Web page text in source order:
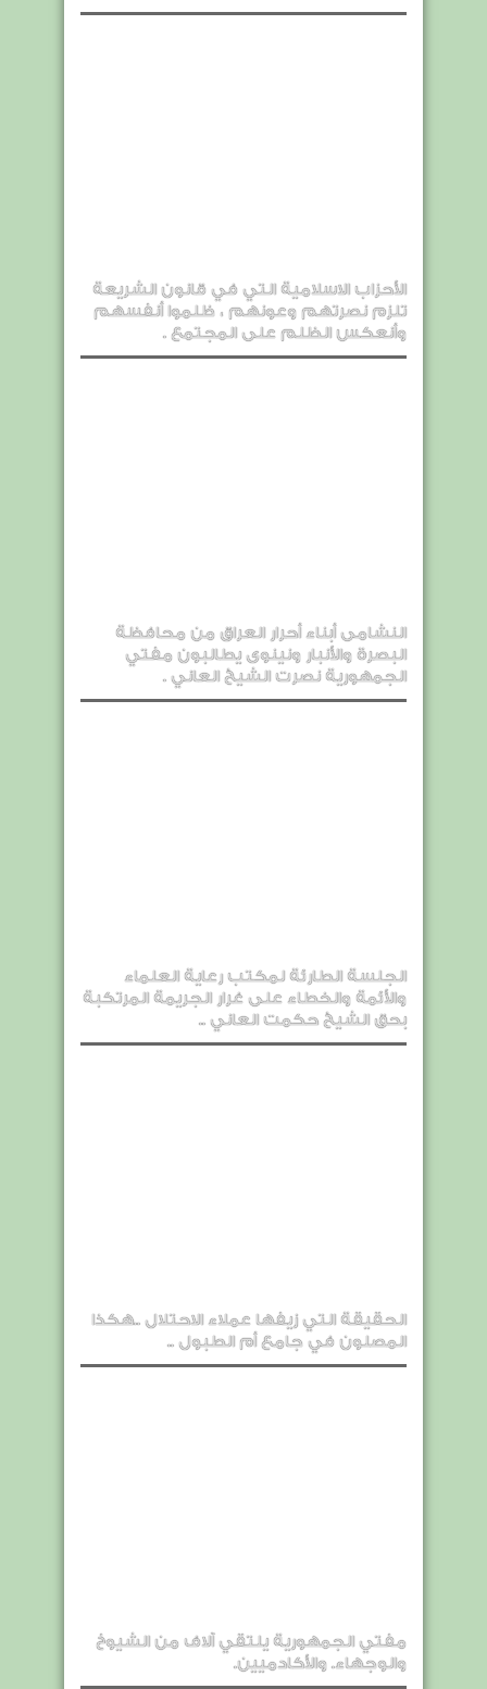
الأحزاب الاسلامية التي في قانون الشريعة
تلزم نصرتهم وعونهم ، ظلموا أنفسهم
وأنعكس الظلم على المجتمع .
النشامى أبناء أحرار العراق من محافظة
البصرة والأنبار ونينوى يطالبون مفتي
الجمهورية نصرت الشيخ العاني .
الجلسة الطارئة لمكتب رعاية العلماء
والأئمة والخطاء على غرار الجريمة المرتكبة
بحق الشيخ حكمت العاني ..
الحقيقة التي زيفها عملاء الاحتلال ..هكذا
المصلون في جامع أم الطبول ..
مفتي الجمهورية يلتقي آلاف من الشيوخ
والوجهاء. والأكادميين.